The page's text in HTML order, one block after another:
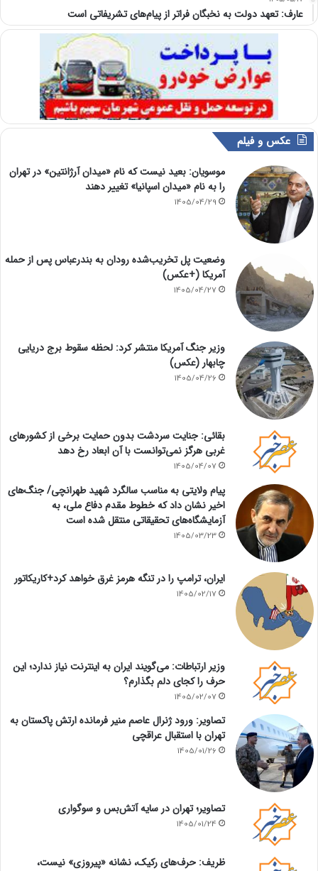
عارف: تعهد دولت به نخبگان فراتر از پیام‎‌های تشریفاتی است
عکس و فیلم
موسویان: بعید نیست که نام «میدان آرژانتین» در تهران
را به نام «میدان اسپانیا» تغییر دهند
1405/04/29
وضعیت پل تخریب‌شده رودان به بندرعباس پس از حمله
آمریکا (+عکس)
1405/04/27
وزیر جنگ آمریکا منتشر کرد: لحظه سقوط برج دریایی
چابهار (عکس)
1405/04/26
بقائی: جنایت سردشت بدون حمایت برخی از کشورهای
غربی هرگز نمی‌توانست با آن ابعاد رخ دهد
1405/04/07
پیام ولایتی به مناسب سالگرد شهید طهرانچی/ جنگ‌های
اخیر نشان داد که خطوط مقدم دفاع ملی، به
آزمایشگاه‌های تحقیقاتی منتقل شده است
1405/03/23
ایران، ترامپ را در تنگه هرمز غرق خواهد کرد+کاریکاتور
1405/02/17
وزیر ارتباطات: می‌گویند ایران به اینترنت نیاز ندارد؛ این
حرف را کجای دلم بگذارم؟
1405/02/07
تصاویر: ورود ژنرال عاصم منیر فرمانده ارتش پاکستان به
تهران با استقبال عراقچی
1405/01/26
تصاویر؛ تهران در سایه آتش‌بس و سوگواری
1405/01/24
ظریف: حرف‌های رکیک، نشانه «پیروزی» نیست،